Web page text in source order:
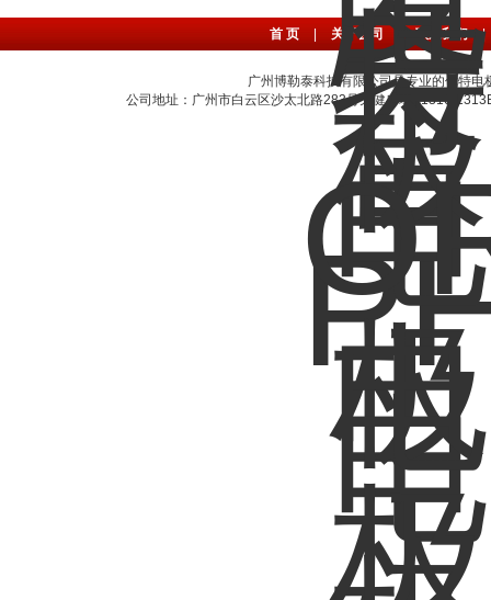
首 页 关于公司 联系我们 |
广州博勒泰科技有限公司是专业的优特
公司地址：广州市白云区沙太北路283号天健广场A1310-